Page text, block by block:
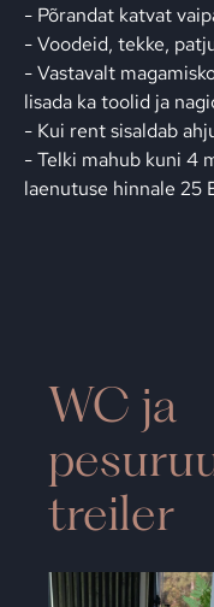
- Põrandat katvat
- Voodeid, tekke,
- Vastavalt
lisada ka toolid ja
- Kui rent sisaldab
- Telki mahub kuni 4
laenutuse hinnale 25
WC ja
treiler